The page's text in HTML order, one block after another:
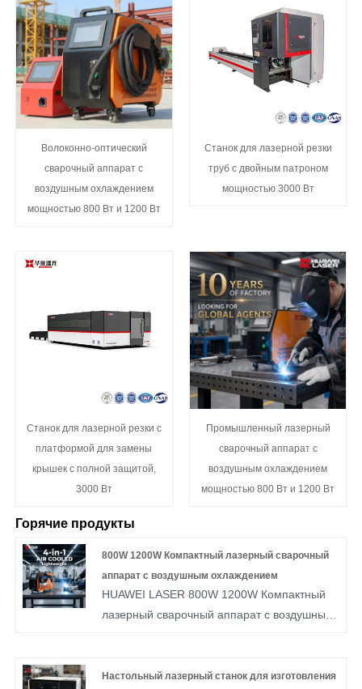
Волоконно-оптический
сварочный аппарат с
воздушным охлаждением
мощностью 800 Вт и 1200 Вт
Станок для лазерной резки
труб с двойным патроном
мощностью 3000 Вт
Станок для лазерной резки с
платформой для замены
крышек с полной защитой,
3000 Вт
Промышленный лазерный
сварочный аппарат с
воздушным охлаждением
мощностью 800 Вт и 1200 Вт
Горячие продукты
800W 1200W Компактный лазерный сварочный
аппарат с воздушным охлаждением
HUAWEI LASER 800W 1200W Компактный
лазерный сварочный аппарат с воздушным
металлических материалов, разработанное
Настольный лазерный станок для изготовления